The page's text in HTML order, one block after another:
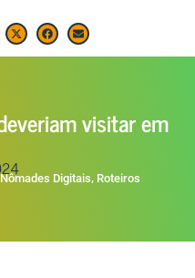
visitar em
Nômades Digitais, Roteiros